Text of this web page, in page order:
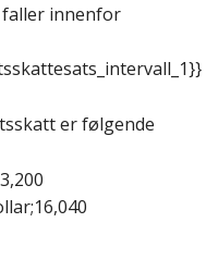
innenfor
er følgende